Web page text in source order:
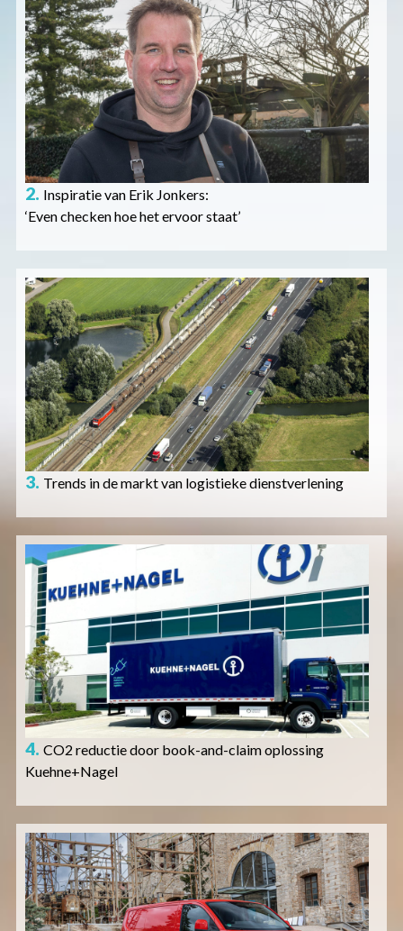
2. Inspiratie van Erik Jonkers:
‘Even checken hoe het ervoor staat’
Afbeelding
3. Trends in de markt van logistieke dienstverlening
Afbeelding
4. CO2 reductie door book-and-claim oplossing
Kuehne+Nagel
Afbeelding